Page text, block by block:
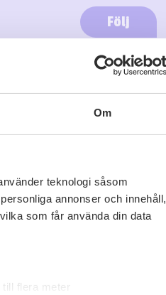
Om
teknologi såsom
annonser och innehåll,
som får använda din data
flera meter
Följ
Logga in för att följa